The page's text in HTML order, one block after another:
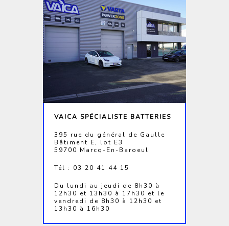
VAICA SPÉCIALISTE BATTERIES
395 rue du général de Gaulle
Bâtiment E, lot E3
59700 Marcq-En-Baroeul
Tél : 03 20 41 44 15
Du lundi au jeudi de 8h30 à
12h30 et 13h30 à 17h30 et le
vendredi de 8h30 à 12h30 et
13h30 à 16h30